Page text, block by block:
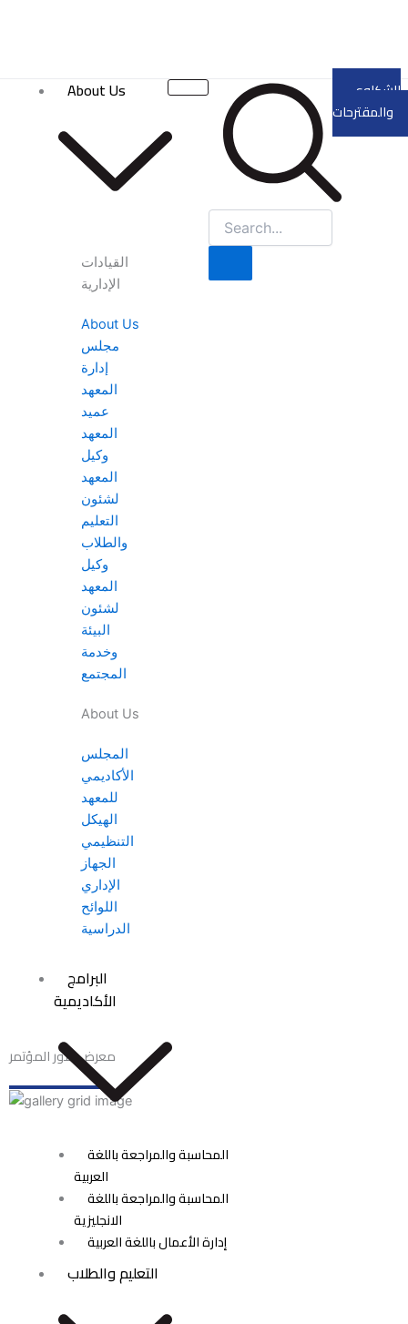
About Us
القيادات
الإدارية
About Us
مجلس
إدارة
المعهد
عميد
المعهد
وكيل
المعهد
لشئون
التعليم
والطلاب
وكيل
المعهد
لشئون
البيئة
وخدمة
المجتمع
About Us
المجلس
الأكاديمي
للمعهد
الهيكل
التنظيمي
الجهاز
الإداري
اللوائح
الدراسية
البرامج
الأكاديمية
المحاسبة والمراجعة باللغة
العربية
المحاسبة والمراجعة باللغة
الانجليزية
إدارة الأعمال باللغة العربية
التعليم والطلاب
الشكاوى
والمقترحات
المؤتمر الطلابي والتوظيفي الأول للعام الجامعي 2025-2026
Read More
معرض صور المؤتمر